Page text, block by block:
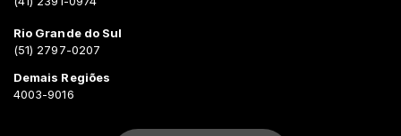
Rio Grande do Sul
(51) 2797-0207
Demais Regiões
4003-9016